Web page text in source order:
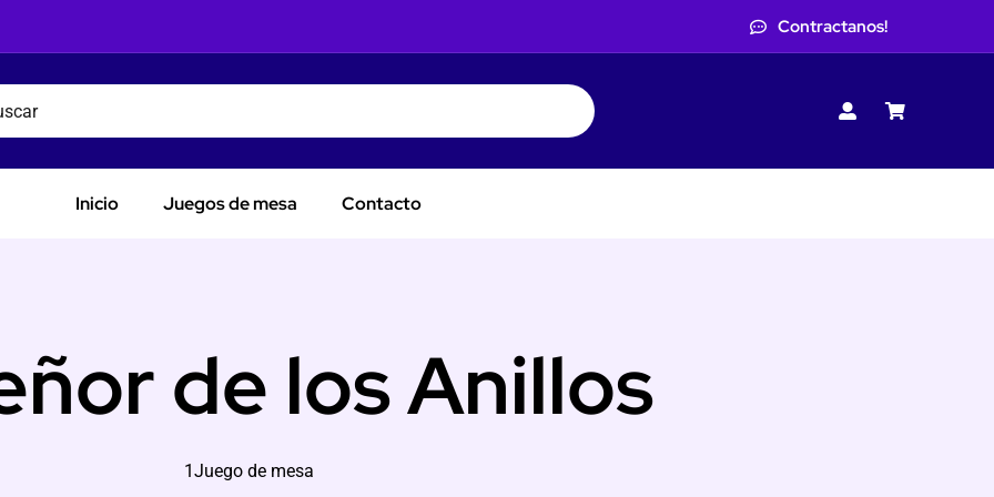
Contractanos!
Inicio Juegos de mesa Contacto
de los Anillos
1Juego de mesa